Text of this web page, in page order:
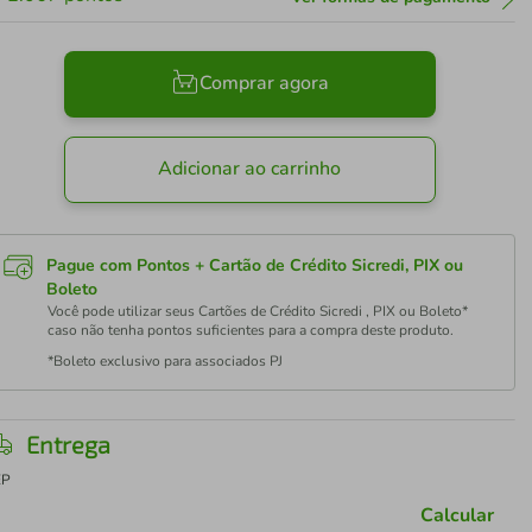
Comprar agora
Adicionar ao carrinho
Pague com Pontos + Cartão de Crédito Sicredi, PIX ou
Boleto
Você pode utilizar seus Cartões de Crédito Sicredi , PIX ou Boleto*
caso não tenha pontos suficientes para a compra deste produto.
*Boleto exclusivo para associados PJ
Entrega
Calcular